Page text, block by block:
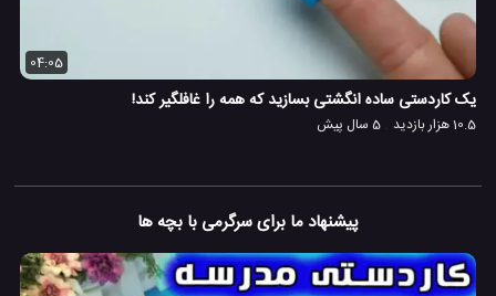
04:05
یک کاردستی ساده انگشتی بسازید که همه را غافلگیر کند!
10.5 هزار بازدید 5 سال پیش
پیشنهاد ما برای سرگرمی با بچه ها